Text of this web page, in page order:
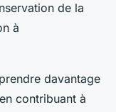
de la
à
davantage
contribuant à